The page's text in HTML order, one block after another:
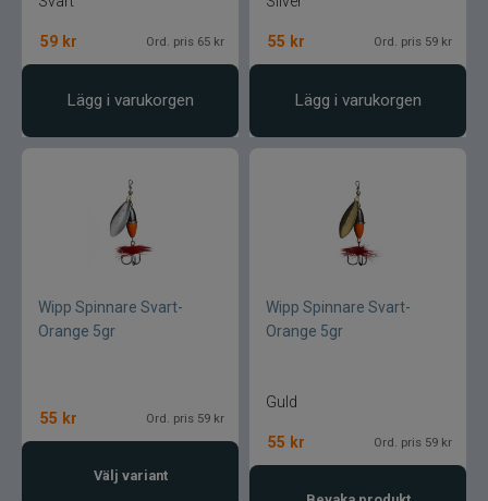
Mitchell
Molix
Normark
59 kr Ord. pris 65 kr
Lägg i varukorgen
55 kr Ord. pris 59 kr
Lägg i varukorgen
Wipp Spinnare Svart-
Orange 5gr
55 kr Ord. pris 59 kr
Välj variant
Wipp Spinnare Svart-
Orange 5gr
Guld
55 kr Ord. pris 59 kr